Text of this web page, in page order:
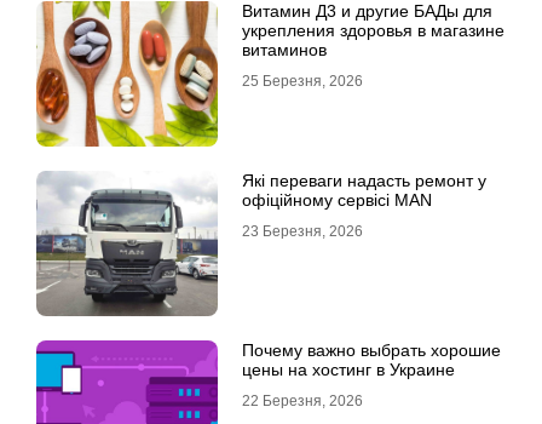
Витамин Д3 и другие БАДы для
укрепления здоровья в магазине
витаминов
25 Березня, 2026
Які переваги надасть ремонт у
офіційному сервісі MAN
23 Березня, 2026
Почему важно выбрать хорошие
цены на хостинг в Украине
22 Березня, 2026